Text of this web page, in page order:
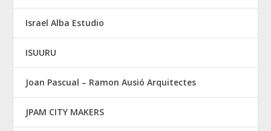
Israel Alba Estudio
ISUURU
Joan Pascual – Ramon Ausió Arquitectes
JPAM CITY MAKERS